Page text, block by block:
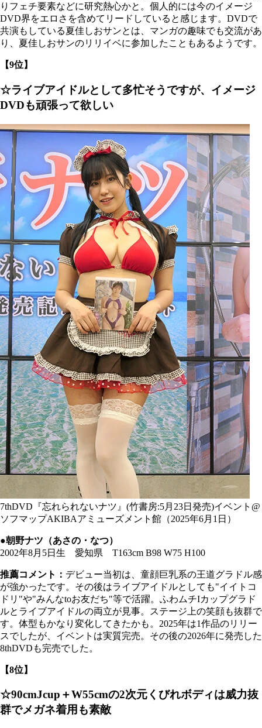
りフェチ要素などに研究熱心かと。個人的には今のイメージ
DVD界をエロさを含めてリードしていると感じます。DVDで
共演もしている夏佳しおサンとは、マンガの趣味でも交流があ
り、夏佳しおサンのリリイベに参加したこともあるようです。
【9位】
☆ライブアイドルとして多忙そうですが、イメージ
DVDも頑張って欲しい
7thDVD『忘れられないナツ』(竹書房:5月23日発売)イベント@
ソフマップAKIBAアミューズメント館（2025年6月1日）
●朝野ナツ（あさの・なつ）
2002年8月5日生 愛知県 T163cm B98 W75 H100
推薦コメント： デビュー当初は、童顔巨乳系の王道グラドル感
が強かったです。その後はライブアイドルとしても"イイトコ
ドリ"や"みんなtoお友だち"等で活躍。ふわムチIカップグラド
ルとライブアイドルの両立が見事。ステージ上の笑顔も抜群で
す。体型もかなり変化してきたかも。2025年は1作品のリリー
スでしたが、イベントは実質完売。その後の2026年に発売した
8thDVDも完売でした。
【8位】
☆90cmJcup＋W55cmの2次元くびれボディは威力抜
群でメガネ着用も素敵